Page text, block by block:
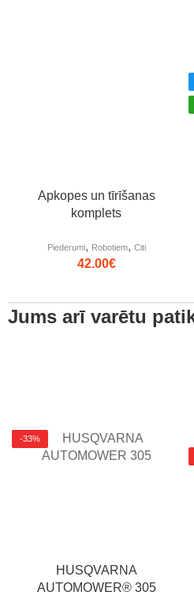
Apkopes un tīrīšanas
komplets
Piederumi, Robotiem, Citi
42.00€
Jums arī varētu
-33%
HUSQVARNA
AUTOMOWER® 305